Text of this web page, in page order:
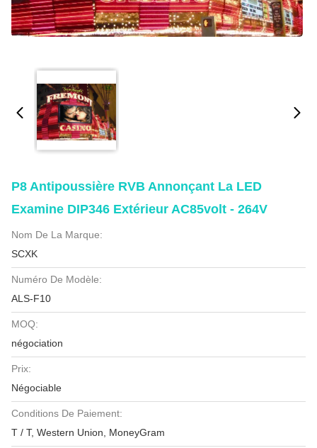
P8 Antipoussière RVB Annonçant La LED
Examine DIP346 Extérieur AC85volt - 264V
Nom De La Marque:
SCXK
Numéro De Modèle:
ALS-F10
MOQ:
négociation
Prix:
Négociable
Conditions De Paiement:
T / T, Western Union, MoneyGram